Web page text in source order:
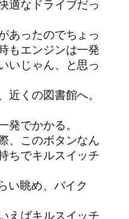
適なドライブだっ
あったのでちょっ
もエンジンは一発
いじゃん、と思っ
近くの図書館へ。
発でかかる。
、このボタンなん
ちでキルスイッチ
い眺め、バイク
えばキルスイッチ